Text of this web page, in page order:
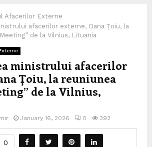
Afacerilor Externe
afacerilor externe, Oana Țoiu, la
de la Vilnius, Lituania
ministrului afacerilor
Țoiu, la reuniunea
de la Vilnius,
January 16, 2026 0 392
0